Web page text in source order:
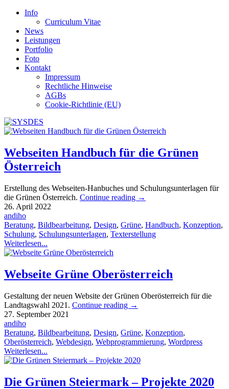
Info
Curriculum Vitae
News
Leistungen
Portfolio
Foto
Kontakt
Impressum
Rechtliche Hinweise
AGBs
Cookie-Richtlinie (EU)
Webseiten Handbuch für die Grünen
Österreich
Erstellung des Webseiten-Hanbuches und Schulungsunterlagen für
die Grünen Österreich. Continue reading →
26. April 2022
andiho
Beratung, Bildbearbeitung, Design, Grüne, Handbuch, Konzeption,
Schulung, Schulungsunterlagen, Texterstellung
Weiterlesen...
Webseite Grüne Oberösterreich
Gestaltung der neuen Website der Grünen Oberösterreich für die
Landtagswahl 2021. Continue reading →
27. September 2021
andiho
Beratung, Bildbearbeitung, Design, Grüne, Konzeption,
Oberösterreich, Webdesign, Webprogrammierung, Wordpress
Weiterlesen...
Die Grünen Steiermark – Projekte 2020